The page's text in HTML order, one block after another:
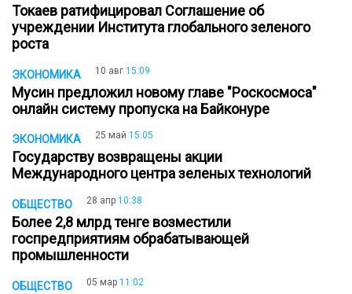
Токаев ратифицировал Соглашение об
учреждении Института глобального зеленого
роста
ЭКОНОМИКА 10 авг 15:09
Мусин предложил новому главе "Роскосмоса"
онлайн систему пропуска на Байконуре
ЭКОНОМИКА 25 май 15:05
Государству возвращены акции
Международного центра зеленых технологий
ОБЩЕСТВО 28 апр 10:38
Более 2,8 млрд тенге возместили
госпредприятиям обрабатывающей
промышленности
ОБЩЕСТВО 05 мар 11:02